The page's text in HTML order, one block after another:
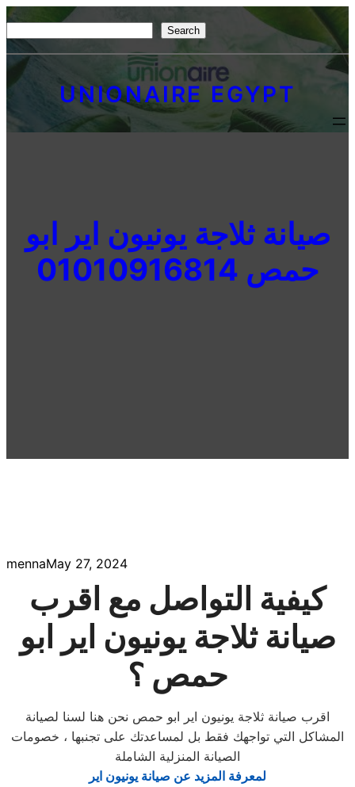
Skip
to
content
e
r
c
Search
UNIONAIRE EGYPT
صيانة ثلاجة يونيون اير ابو
حمص 01010916814
mennaMay 27, 2024
كيفية التواصل مع اقرب
صيانة ثلاجة يونيون اير ابو
حمص ؟
اقرب صيانة ثلاجة يونيون اير ابو حمص نحن هنا لسنا لصيانة
المشاكل التي تواجهك فقط بل لمساعدتك على تجنبها ، خصومات
الصيانة المنزلية الشاملة
لمعرفة المزيد عن صيانة يونيون اير